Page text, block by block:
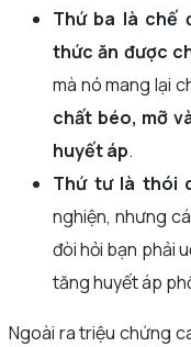
Thứ ba là chế
thức ăn được
mà nó mang lại
chất béo, mỡ
huyết áp.
Thứ tư là thói
nghiện, nhưng
đòi hỏi bạn phải
tăng huyết áp
Ngoài ra triệu chứng